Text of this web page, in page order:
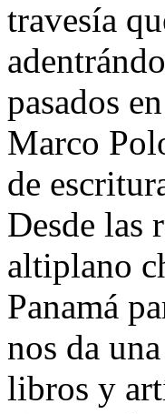
travesía
pasados
Marco
de
Desde las
altiplano
Panamá
nos da
libros y